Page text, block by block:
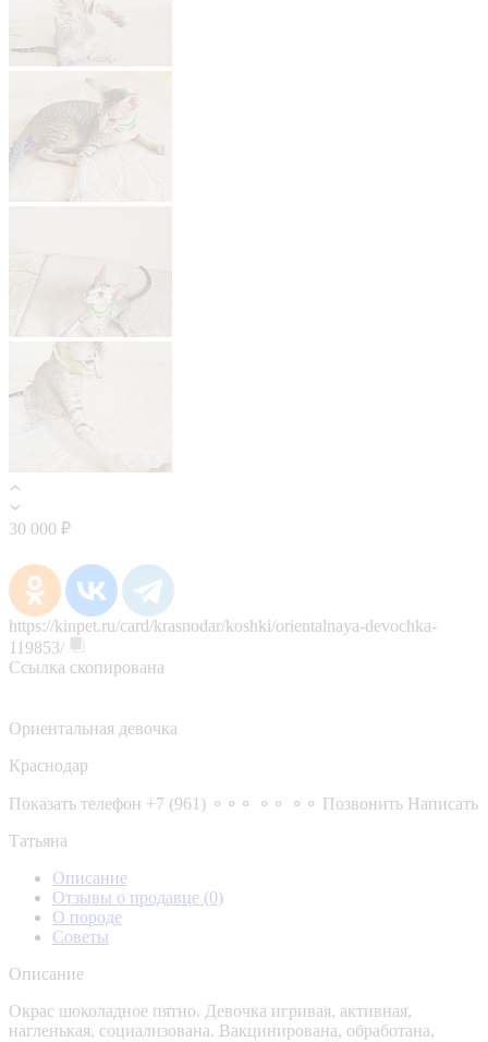
30 000 ₽
https://kinpet.ru/card/krasnodar/koshki/orientalnaya-devochka-
119853/
Ссылка скопирована
Ориентальная девочка
Краснодар
Показать телефон +7 (961) ⚬⚬⚬ ⚬⚬ ⚬⚬ Позвонить Написать
Татьяна
Описание
Отзывы о продавце (0)
О породе
Советы
Описание
Окрас шоколадное пятно. Девочка игривая, активная,
нагленькая, социализована. Вакцинирована, обработана,